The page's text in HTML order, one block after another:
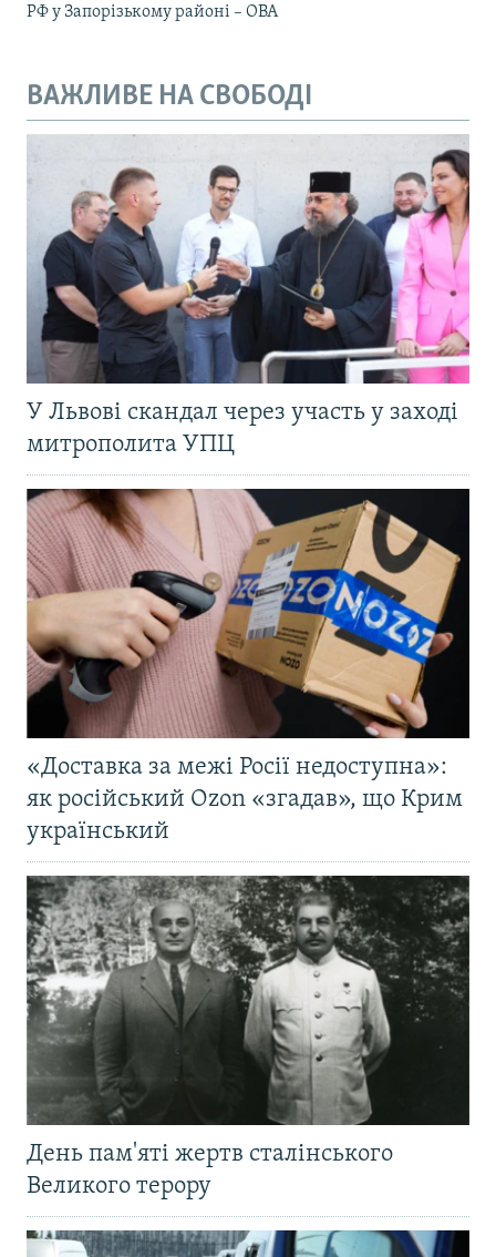
РФ у Запорізькому районі – ОВА
ВАЖЛИВЕ НА СВОБОДІ
У Львові скандал через участь у заході
митрополита УПЦ
«Доставка за межі Росії недоступна»:
як російський Ozon «згадав», що Крим
український
День пам'яті жертв сталінського
Великого терору